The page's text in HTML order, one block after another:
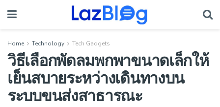
Home Technology Tech Gadgets
วิธีเลือกพัดลมพกพาขนาดเล็กให้
เย็นสบายระหว่างเดินทางบน
ระบบขนส่งสาธารณะ